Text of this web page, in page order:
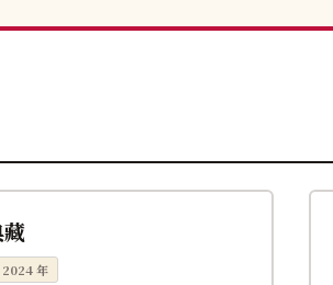
141分钟
2024年